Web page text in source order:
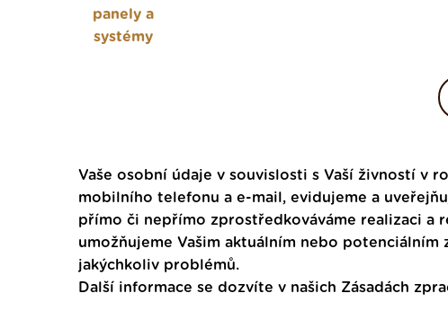
panely a
systémy
Vaše osobní údaje v souvislosti s Vaší živností v
mobilního telefonu a e-mail, evidujeme a
přímo či nepřímo zprostředkováváme realizaci a
umožňujeme Vašim aktuálním nebo potenciálním
jakýchkoliv problémů.
Další informace se dozvíte v našich Zásadách